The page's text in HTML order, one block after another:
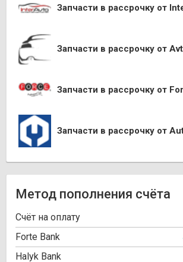
Запчасти в рассрочку от
Запчасти в рассрочку от
Запчасти в рассрочку от
Запчасти в рассрочку от
Метод пополнения счёта
Cчёт на оплату
Forte Bank
Halyk Bank